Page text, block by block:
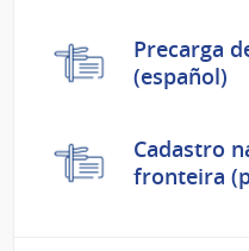
Precarga
(español)
Cadastro
fronteira